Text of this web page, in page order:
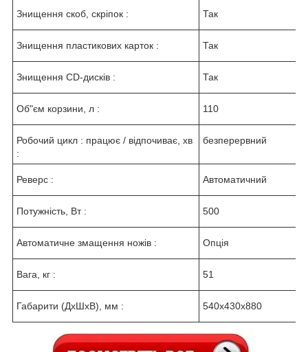
Знищення скоб, скріпок : Так
Знищення пластикових карток : Так
Знищення CD-дисків : Так
Об"єм корзини, л : 110
Робочий цикл : працює / відпочиває, хв
:
безперервний
Реверс : Автоматичний
Потужність, Вт : 500
Автоматичне змащення ножів : Опція
Вага, кг : 51
Габарити (ДхШхВ), мм : 540х430х880